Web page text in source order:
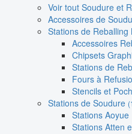
Voir tout Soudure et
Accessoires de
Stations de Reballing
Accessoires
Chipsets
Stations de
Fours à
Stencils et
Stations de Soudure
Stations Aoyue
Stations Atten